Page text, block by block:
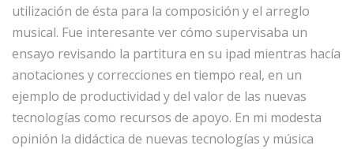
utilización de ésta para la composición y el arreglo
musical. Fue interesante ver cómo supervisaba un
ensayo revisando la partitura en su ipad mientras hacía
anotaciones y correcciones en tiempo real, en un
ejemplo de productividad y del valor de las nuevas
tecnologías como recursos de apoyo. En mi modesta
opinión la didáctica de nuevas tecnologías y música